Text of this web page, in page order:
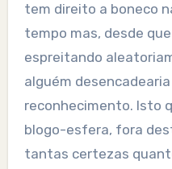
tem direito a boneco
tempo mas, desde
espreitando
alguém
reconhecimento. Isto
blogo-esfera, fora
tantas certezas